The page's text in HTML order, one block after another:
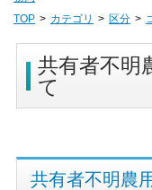
TOP
カテゴリ 区分
共有者不明
て
共有者不明農